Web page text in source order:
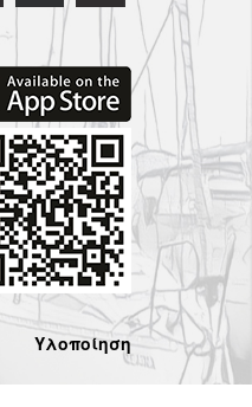
Υλοποίηση